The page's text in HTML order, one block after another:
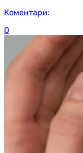
Коментари:
0